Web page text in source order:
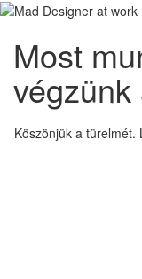
Most
végzünk
Köszönjük a türelmét.